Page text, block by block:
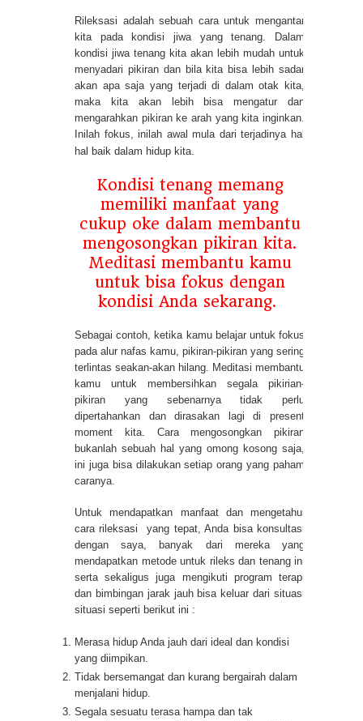
Rileksasi adalah sebuah cara untuk mengantar
kita pada kondisi jiwa yang tenang. Dalam
kondisi jiwa tenang kita akan lebih mudah untuk
menyadari pikiran dan bila kita bisa lebih sadar
akan apa saja yang terjadi di dalam otak kita,
maka kita akan lebih bisa mengatur dan
mengarahkan pikiran ke arah yang kita inginkan.
Inilah fokus, inilah awal mula dari terjadinya hal
hal baik dalam hidup kita.
Kondisi tenang memang
memiliki manfaat yang
cukup oke dalam membantu
mengosongkan pikiran kita.
Meditasi membantu kamu
untuk bisa fokus dengan
kondisi Anda sekarang.
Sebagai contoh, ketika kamu belajar untuk fokus
pada alur nafas kamu, pikiran-pikiran yang sering
terlintas seakan-akan hilang. Meditasi membantu
kamu untuk membersihkan segala pikirian-
pikiran yang sebenarnya tidak perlu
dipertahankan dan dirasakan lagi di present
moment
kita. Cara mengosongkan pikiran
bukanlah sebuah hal yang omong kosong saja,
ini juga bisa dilakukan setiap orang yang paham
caranya.
Untuk mendapatkan manfaat dan mengetahui
cara rileksasi
yang tepat, Anda bisa konsultasi
dengan saya, banyak dari mereka yang
mendapatkan metode untuk rileks dan tenang ini
serta sekaligus juga mengikuti program terapi
dan bimbingan jarak jauh bisa keluar dari situasi
situasi seperti berikut ini :
Merasa hidup Anda jauh dari ideal dan kondisi
yang diimpikan.
Tidak bersemangat dan kurang bergairah dalam
menjalani hidup.
Segala sesuatu terasa hampa dan tak